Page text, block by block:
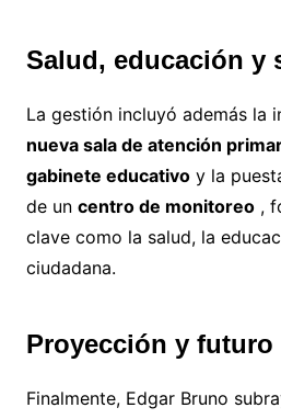
Salud, educación y
La gestión incluyó además la
nueva sala de atención
gabinete educativoy la
de un centro de monitoreo,
clave como la salud, la
ciudadana.
Proyección y futuro
Finalmente, Edgar Bruno